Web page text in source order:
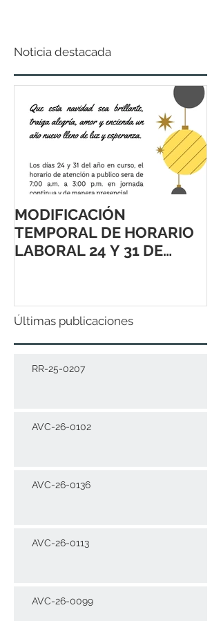
Noticia destacada
MODIFICACIÓN
TEMPORAL DE HORARIO
LABORAL 24 Y 31 DE
Últimas publicaciones
RR-25-0207
AVC-26-0102
AVC-26-0136
AVC-26-0113
AVC-26-0099